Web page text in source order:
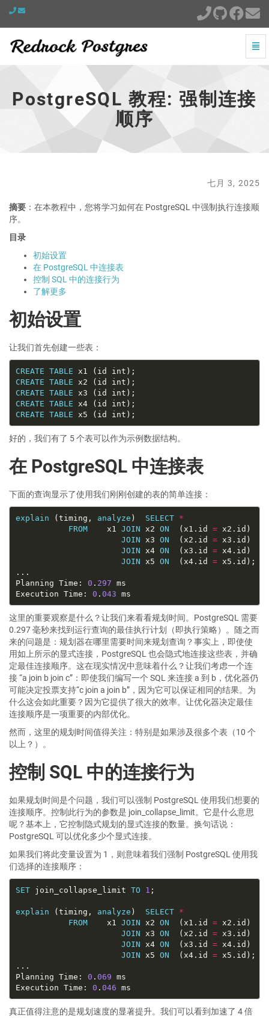
PostgreSQL
强
主
页
切
换
PostgreSQL 教程: 强制连接
顺序
七月 3, 2025
摘要 ：在本教程中，您将学习如何在 PostgreSQL 中强制执行连接顺
序。
目录
初始设置
在 PostgreSQL 中连接表
控制 SQL 中的连接行为
了解更多
初始设置
让我们首先创建一些表：
CREATE TABLE
CREATE TABLE
CREATE TABLE
CREATE TABLE
CREATE TABLE
好的，我们有了 5 个表可以作为示例数据结构。
在 PostgreSQL 中连接表
下面的查询显示了使用我们刚刚创建的表的简单连接：
explain (timing, analyze ) SELECT
*
FROM
    x1
JOIN x2 ON
  (x1.id
=
JOIN x3 ON
  (x2.id
=
JOIN x4 ON
  (x3.id
=
JOIN x5 ON
  (x4.id
=
Planning Time: 0 . 297
Execution Time: 0 . 043
这里的重要观察是什么？让我们来看看规划时间。PostgreSQL 需要
0.297 毫秒来找到运行查询的最佳执行计划（即执行策略）。随之而
来的问题是：规划器在哪里需要时间来规划查询？事实上，即使使
用如上所示的显式连接，PostgreSQL 也会隐式地连接这些表，并确
定最佳连接顺序。这在现实情况中意味着什么？让我们考虑一个连
接 “a join b join c”：即使我们编写一个 SQL 来连接 a 到 b，优化器仍
可能决定投票支持“c join a join b”，因为它可以保证相同的结果。为
什么这会如此重要？因为它提供了很大的效率。让优化器决定最佳
连接顺序是一项重要的内部优化。
然而，这里的规划时间值得关注：特别是如果涉及很多个表（10 个
以上？）。
控制 SQL 中的连接行为
如果规划时间是个问题，我们可以强制 PostgreSQL 使用我们想要的
连接顺序。控制此行为的参数是 join_collapse_limit。它是什么意思
呢？基本上，它控制隐式规划的显式连接的数量。换句话说：
PostgreSQL 可以优化多少个显式连接。
如果我们将此变量设置为 1，则意味着我们强制 PostgreSQL 使用我
们选择的连接顺序：
SET join_collapse_limit TO 1
explain (timing, analyze ) SELECT
*
FROM
    x1
JOIN x2 ON
  (x1.id
=
JOIN x3 ON
  (x2.id
=
JOIN x4 ON
  (x3.id
=
JOIN x5 ON
  (x4.id
=
Planning Time: 0 . 069
Execution Time: 0 . 046
真正值得注意的是规划速度的显著提升。我们可以看到加速了 4 倍